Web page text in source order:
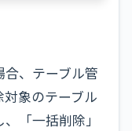
、テーブル管
象のテーブル
「一括削除」